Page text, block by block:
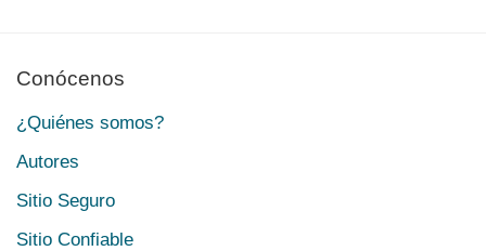
Conócenos
¿Quiénes somos?
Autores
Sitio Seguro
Sitio Confiable